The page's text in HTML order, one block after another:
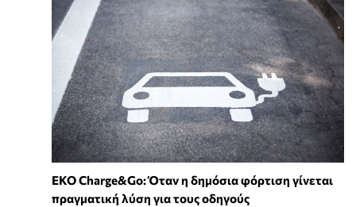
EKO Charge&Go: Όταν η δημόσια φόρτιση γίνεται
πραγματική λύση για τους οδηγούς